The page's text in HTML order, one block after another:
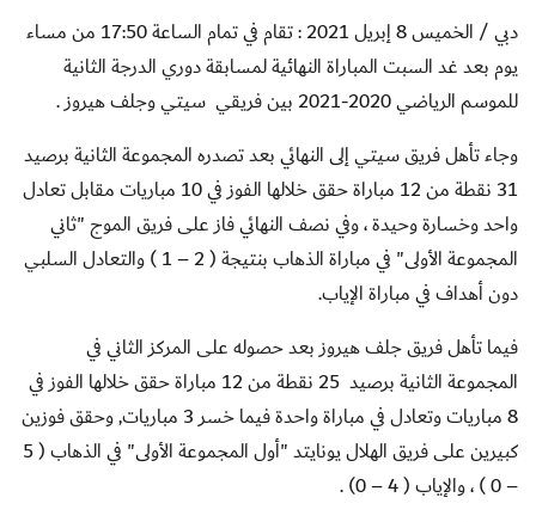
دبي / الخميس 8 إبريل 2021 : تقام في تمام الساعة 17:50 من مساء
يوم بعد غد السبت المباراة النهائية لمسابقة دوري الدرجة الثانية
للموسم الرياضي 2020-2021 بين فريقي
سيتي وجلف هيروز .
وجاء تأهل فريق سيتي إلى النهائي بعد تصدره المجموعة الثانية برصيد
31 نقطة من 12 مباراة حقق خلالها الفوز في 10 مباريات مقابل تعادل
واحد وخسارة وحيدة ، وفي نصف النهائي فاز على فريق الموج "ثاني
المجموعة الأولى" في مباراة الذهاب بنتيجة ( 2 – 1 ) والتعادل السلبي
دون أهداف في مباراة الإياب.
فيما تأهل فريق جلف هيروز بعد حصوله على المركز الثاني في
المجموعة الثانية برصيد
25 نقطة من 12 مباراة حقق خلالها الفوز في
8 مباريات وتعادل في مباراة واحدة فيما خسر 3 مباريات, وحقق فوزين
كبيرين على فريق الهلال يونايتد "أول المجموعة الأولى" في الذهاب ( 5
– 0 ) ، والإياب ( 4 – 0) .